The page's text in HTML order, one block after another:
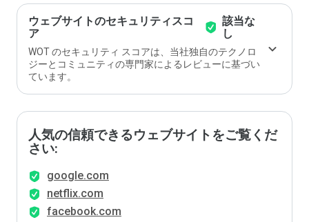
ウェブサイトのセキュリティスコ
ア
該当な
し
WOT のセキュリティ スコアは、当社独自のテクノロ
ジーとコミュニティの専門家によるレビューに基づい
ています。
人気の信頼できるウェブサイトをご覧くだ
さい:
google.com
netflix.com
facebook.com
よう
に評
価し
ます
か？